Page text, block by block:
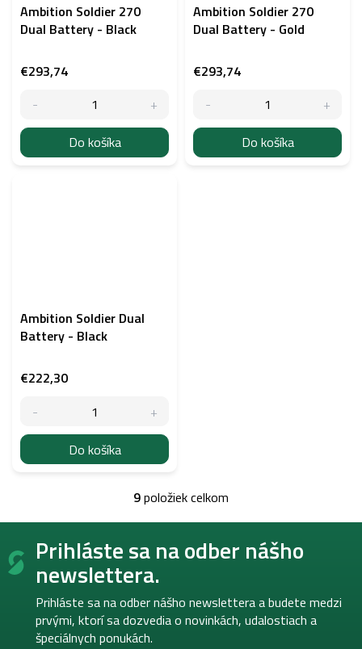
Ambition Soldier 270
Dual Battery - Black
€293,74
Do košíka
Ambition Soldier 270
Dual Battery - Gold
€293,74
Do košíka
Ambition Soldier Dual
Battery - Black
€222,30
Do košíka
O
v
á
d
c
i
e
9položiek celkom
Z
Prihláste sa na odber nášho
newslettera.
Prihláste sa na odber nášho newslettera a budete medzi
prvými, ktorí sa dozvedia o novinkách, udalostiach a
špeciálnych ponukách.